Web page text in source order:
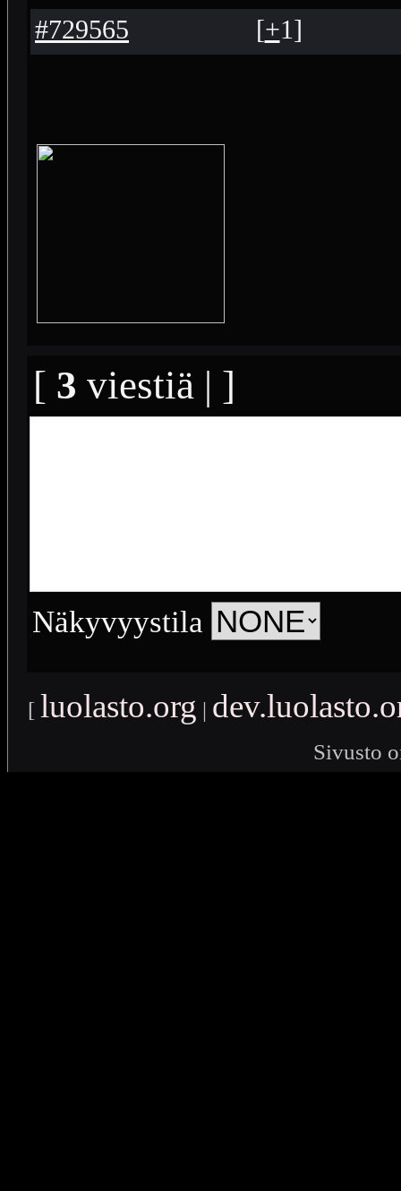
#729565 [+1]
[ 3 viestiä | ]
Näkyvyystila
[ luolasto.org |
Sivusto